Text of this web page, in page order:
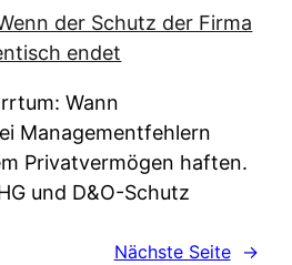
Wann
Managementfehlern
Privatvermögen haften.
und D&O-Schutz
Nächste Seite →